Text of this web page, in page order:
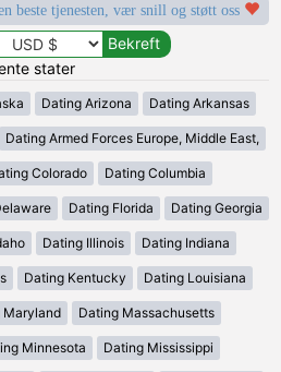
beste tjenesten, vær snill og støtt oss
stater
Dating Arizona Dating Arkansas
Dating Armed Forces Europe, Middle East,
Colorado Dating Columbia
Dating Florida Dating Georgia
Dating Illinois Dating Indiana
Dating Kentucky Dating Louisiana
Maryland Dating Massachusetts
Minnesota Dating Mississippi